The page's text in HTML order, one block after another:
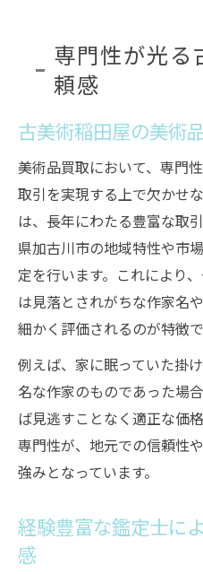
専門性が光る
頼感
古美術稲田屋の美術
美術品買取において、専門
取引を実現する上で欠かせ
は、長年にわたる豊富な取
県加古川市の地域特性や市
定を行います。これにより
は見落とされがちな作家名
細かく評価されるのが特徴で
例えば、家に眠っていた掛
名な作家のものであった場
ば見逃すことなく適正な価
専門性が、地元での信頼性
強みとなっています。
経験豊富な鑑定士に
感